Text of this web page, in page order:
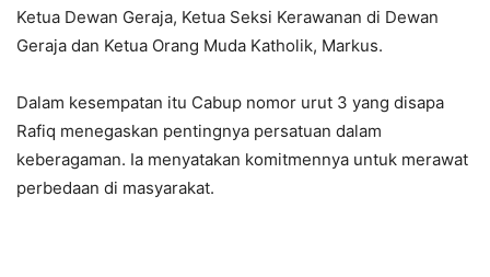
Ketua Dewan Geraja, Ketua Seksi Kerawanan di Dewan
Geraja dan Ketua Orang Muda Katholik, Markus.
Dalam kesempatan itu Cabup nomor urut 3 yang disapa
Rafiq menegaskan pentingnya persatuan dalam
keberagaman. Ia menyatakan komitmennya untuk merawat
perbedaan di masyarakat.